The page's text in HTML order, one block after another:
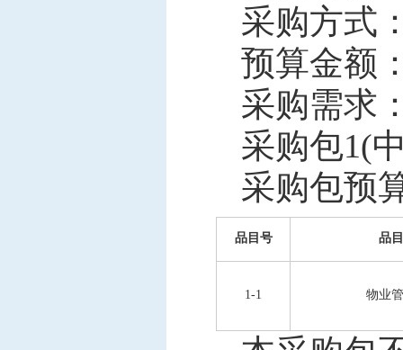
采购方式
预算金额
采购需求
采购包1(
采购包预
品目号 品
1-1 物业